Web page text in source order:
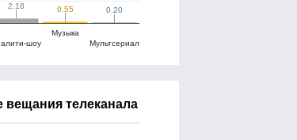
шоу
Музыка
Мультсериал
2.18
2.18 0.55
0.55 0.20
0.20
телеканала